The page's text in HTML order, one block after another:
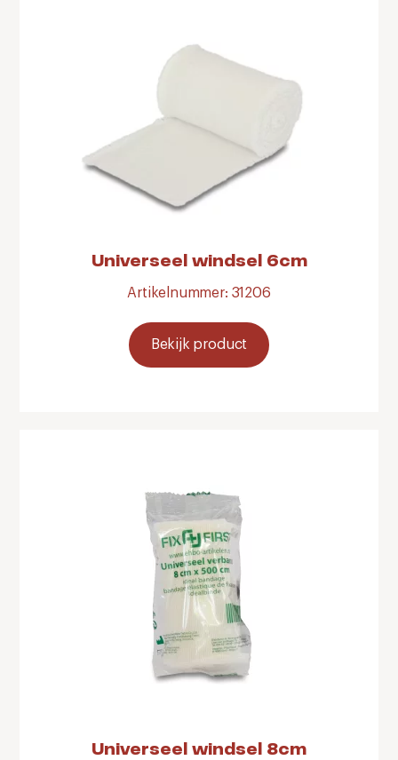
Universeel windsel 6cm
Artikelnummer: 31206
Bekijk product
Universeel windsel 8cm